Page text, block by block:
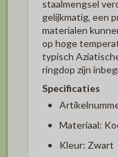
staalmengsel
gelijkmatig, een
materialen
op hoge
typisch
ringdop zijn
Specificaties
Materiaal:
Kleur: Zwart